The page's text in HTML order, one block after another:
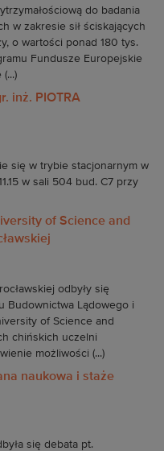
do badania
w zakresie sił ściskających
o wartości ponad 180 tys.
Fundusze Europejskie
inż. PIOTRA
się w trybie stacjonarnym w
w sali 504 bud. C7 przy
of Science and
odbyły się
Budownictwa Lądowego i
of Science and
chińskich uczelni
możliwości (...)
naukowa i staże
się debata pt.